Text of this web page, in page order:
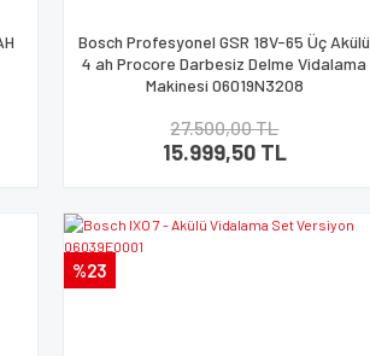
Bosch Profesyonel GSR 18V-65 Üç Akülü
4 ah Procore Darbesiz Delme Vidalama
Makinesi 06019N3208
27.500,00 TL
15.999,50 TL
%23